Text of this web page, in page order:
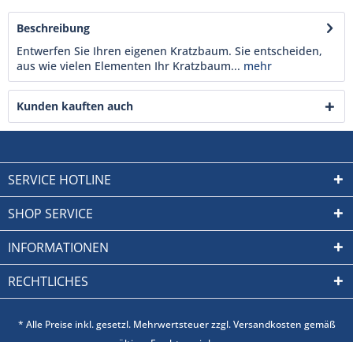
Beschreibung
Entwerfen Sie Ihren eigenen Kratzbaum. Sie entscheiden,
aus wie vielen Elementen Ihr Kratzbaum... mehr
Kunden kauften auch
SERVICE HOTLINE
SHOP SERVICE
INFORMATIONEN
RECHTLICHES
* Alle Preise inkl. gesetzl. Mehrwertsteuer zzgl. Versandkosten gemäß